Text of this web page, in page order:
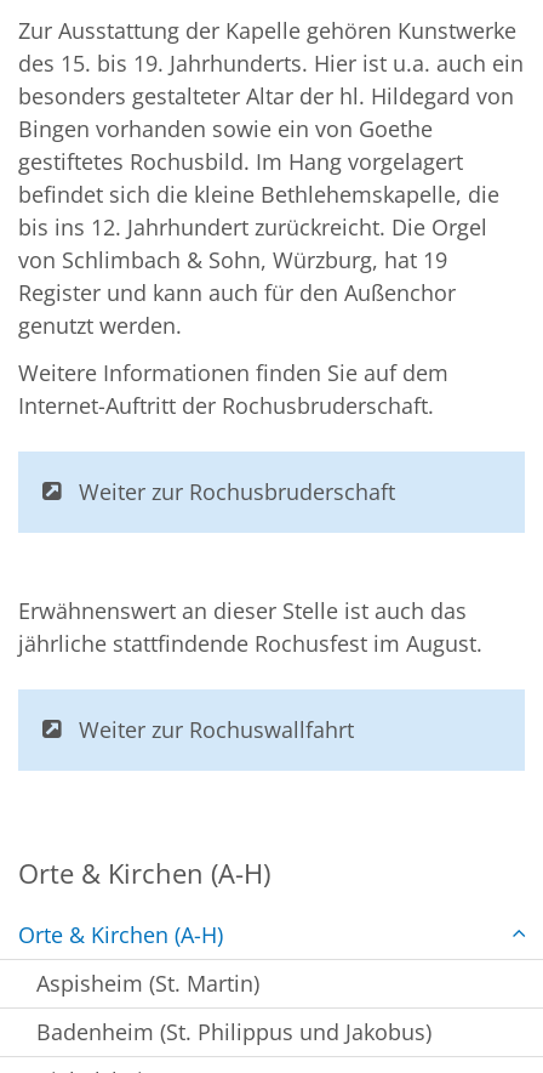
Zur Ausstattung der Kapelle gehören Kunstwerke
des 15. bis 19. Jahrhunderts. Hier ist u.a. auch ein
besonders gestalteter Altar der hl. Hildegard von
Bingen vorhanden sowie ein von Goethe
gestiftetes Rochusbild. Im Hang vorgelagert
befindet sich die kleine Bethlehemskapelle, die
bis ins 12. Jahrhundert zurückreicht. Die Orgel
von Schlimbach & Sohn, Würzburg, hat 19
Register und kann auch für den Außenchor
genutzt werden.
Weitere Informationen finden Sie auf dem
Internet-Auftritt der Rochusbruderschaft.
Weiter zur Rochusbruderschaft
Erwähnenswert an dieser Stelle ist auch das
jährliche stattfindende Rochusfest im August.
Weiter zur Rochuswallfahrt
Orte & Kirchen (A-H)
Orte & Kirchen (A-H)
Aspisheim (St. Martin)
Badenheim (St. Philippus und Jakobus)